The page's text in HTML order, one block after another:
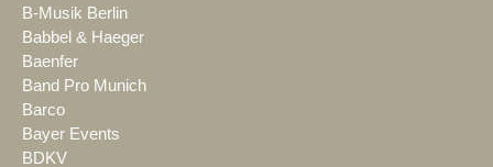
B-Musik Berlin
Babbel & Haeger
Baenfer
Band Pro Munich
Barco
Bayer Events
BDKV